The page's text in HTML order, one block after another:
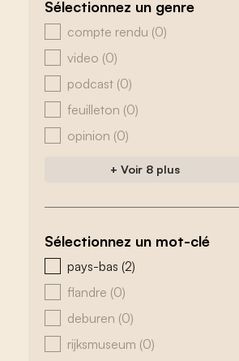
Sélectionnez un genre
zoeken - genre
compte rendu (0)
video (0)
podcast (0)
feuilleton (0)
opinion (0)
+ Voir 8 plus
Sélectionnez un mot-clé
zoeken - tags
pays-bas (2)
flandre (0)
deburen (0)
rijksmuseum (0)